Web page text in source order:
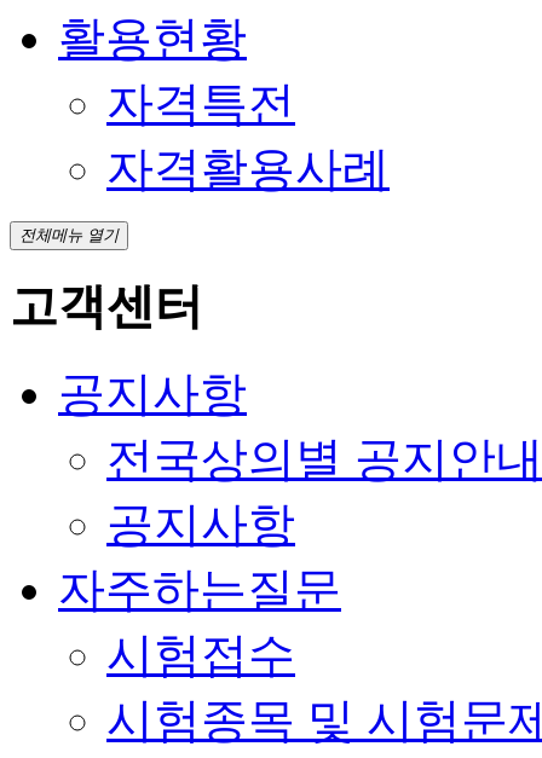
활용현황
자격특전
자격활용사례
전체메뉴 열기
고객센터
공지사항
전국상의별 공지안내
공지사항
자주하는질문
시험접수
시험종목 및 시험문